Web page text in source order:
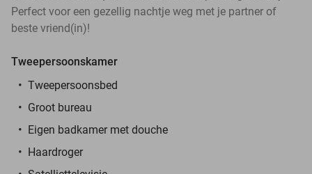
Perfect voor een gezellig nachtje weg met je partner of
beste vriend(in)!
Tweepersoonskamer
Tweepersoonsbed
Groot bureau
Eigen badkamer met douche
Haardroger